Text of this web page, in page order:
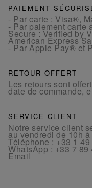
PAIEMENT
- Par carte : Visa®,
- Par paiement carte
Secure : Verified by
American Express
- Par Apple Pay® et
RETOUR OFFERT
Les retours sont
date de commande,
SERVICE CLIENT
Notre service client
au vendredi de 10h à
Téléphone : +33 1
WhatsApp : +33 7 89
Email